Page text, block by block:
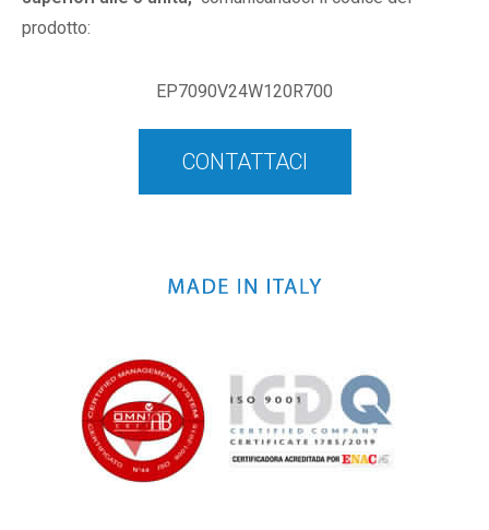
prodotto:
EP7090V24W120R700
CONTATTACI